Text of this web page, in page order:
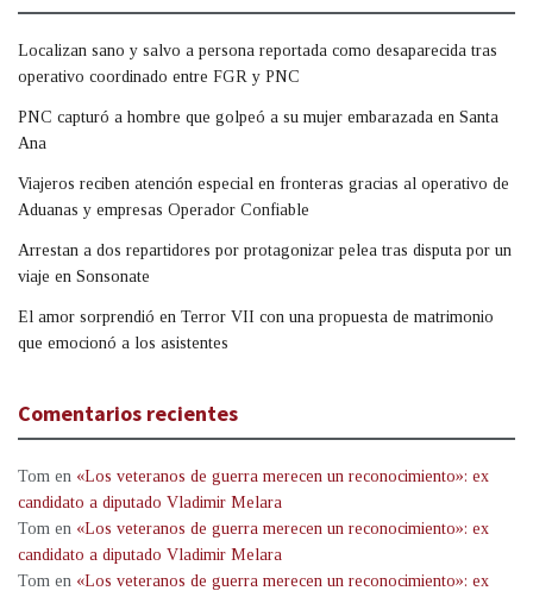
Localizan sano y salvo a persona reportada como desaparecida tras
operativo coordinado entre FGR y PNC
PNC capturó a hombre que golpeó a su mujer embarazada en Santa
Ana
Viajeros reciben atención especial en fronteras gracias al operativo de
Aduanas y empresas Operador Confiable
Arrestan a dos repartidores por protagonizar pelea tras disputa por un
viaje en Sonsonate
El amor sorprendió en Terror VII con una propuesta de matrimonio
que emocionó a los asistentes
Comentarios recientes
Tom en «Los veteranos de guerra merecen un reconocimiento»: ex
candidato a diputado Vladimir Melara
Tom en «Los veteranos de guerra merecen un reconocimiento»: ex
candidato a diputado Vladimir Melara
Tom en «Los veteranos de guerra merecen un reconocimiento»: ex